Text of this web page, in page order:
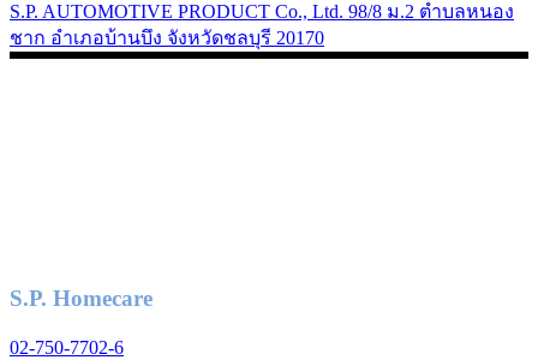
S.P. AUTOMOTIVE PRODUCT Co., Ltd. 98/8 ม.2 ตำบลหนอง
ชาก อำเภอบ้านบึง จังหวัดชลบุรี 20170
S.P. Homecare
02-750-7702-6